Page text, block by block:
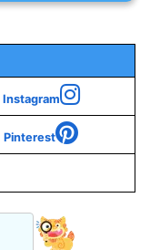
Instagram
Pinterest